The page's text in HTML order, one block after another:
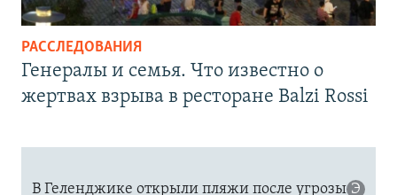
РАССЛЕДОВАНИЯ
Генералы и семья. Что известно о
жертвах взрыва в ресторане Balzi Rossi